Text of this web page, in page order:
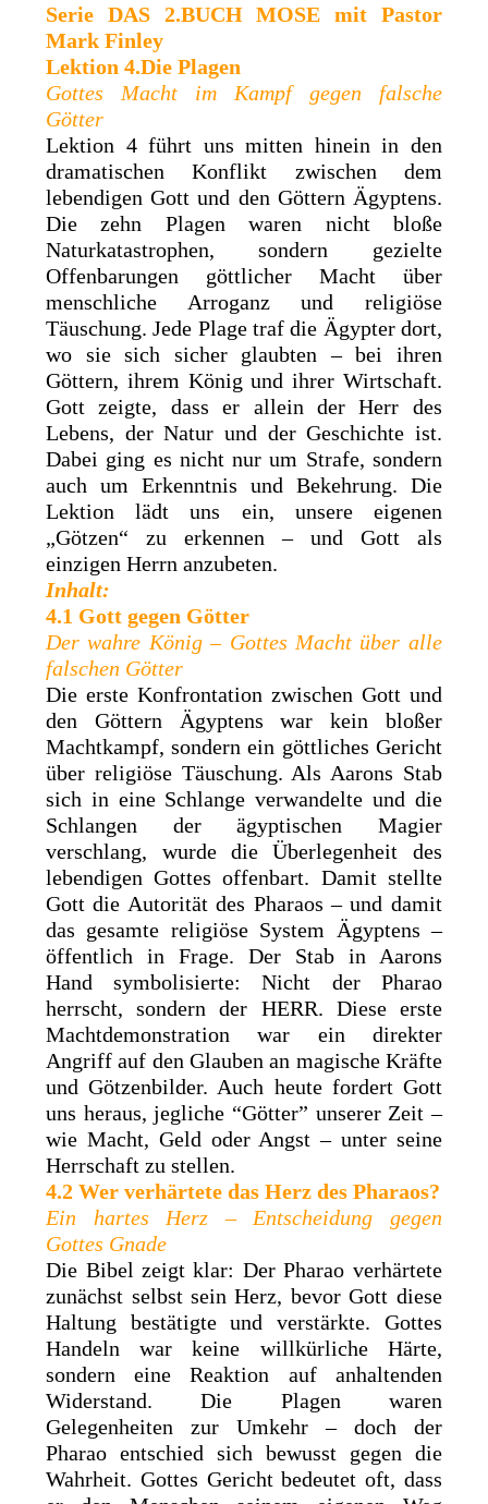
Serie DAS 2.BUCH MOSE mit Pastor
Mark Finley
Lektion 4.Die Plagen
Gottes Macht im Kampf gegen falsche
Götter
Lektion 4 führt uns mitten hinein in den
dramatischen Konflikt zwischen dem
lebendigen Gott und den Göttern Ägyptens.
Die zehn Plagen waren nicht bloße
Naturkatastrophen, sondern gezielte
Offenbarungen göttlicher Macht über
menschliche Arroganz und religiöse
Täuschung. Jede Plage traf die Ägypter dort,
wo sie sich sicher glaubten – bei ihren
Göttern, ihrem König und ihrer Wirtschaft.
Gott zeigte, dass er allein der Herr des
Lebens, der Natur und der Geschichte ist.
Dabei ging es nicht nur um Strafe, sondern
auch um Erkenntnis und Bekehrung. Die
Lektion lädt uns ein, unsere eigenen
„Götzen“ zu erkennen – und Gott als
einzigen Herrn anzubeten.
Inhalt:
4.1 Gott gegen Götter
Der wahre König – Gottes Macht über alle
falschen Götter
Die erste Konfrontation zwischen Gott und
den Göttern Ägyptens war kein bloßer
Machtkampf, sondern ein göttliches Gericht
über religiöse Täuschung. Als Aarons Stab
sich in eine Schlange verwandelte und die
Schlangen der ägyptischen Magier
verschlang, wurde die Überlegenheit des
lebendigen Gottes offenbart. Damit stellte
Gott die Autorität des Pharaos – und damit
das gesamte religiöse System Ägyptens –
öffentlich in Frage. Der Stab in Aarons
Hand symbolisierte: Nicht der Pharao
herrscht, sondern der HERR. Diese erste
Machtdemonstration war ein direkter
Angriff auf den Glauben an magische Kräfte
und Götzenbilder. Auch heute fordert Gott
uns heraus, jegliche “Götter” unserer Zeit –
wie Macht, Geld oder Angst – unter seine
Herrschaft zu stellen.
4.2 Wer verhärtete das Herz des Pharaos?
Ein hartes Herz – Entscheidung gegen
Gottes Gnade
Die Bibel zeigt klar: Der Pharao verhärtete
zunächst selbst sein Herz, bevor Gott diese
Haltung bestätigte und verstärkte. Gottes
Handeln war keine willkürliche Härte,
sondern eine Reaktion auf anhaltenden
Widerstand. Die Plagen waren
Gelegenheiten zur Umkehr – doch der
Pharao entschied sich bewusst gegen die
Wahrheit. Gottes Gericht bedeutet oft, dass